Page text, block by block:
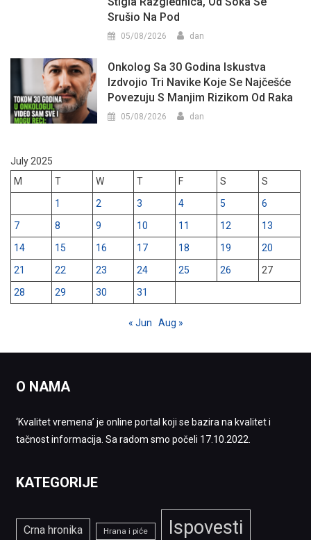
Srušio Na Pod
05/08/2026 dan
Onkolog Sa 30 Godina Iskustva
Izdvojio Tri Navike Koje Se Najčešće
Povezuju S Manjim Rizikom Od Raka
05/08/2026 dan
July 2025
M
T W T F S
S
1
2 3 4 5
6
7
8 9 10 11 12
13
14
15 16 17 18 19
20
21
22 23 24 25 26
27
28
29 30 31
« Jun Aug »
O NAMA
‘Kvalitet vremena’ je online portal koji se bazira na kvalitet i
tačnost informacija. Sa radom smo počeli 17.10.2022.
KATEGORIJE
Crna hronika Hrana i piće Ispovesti